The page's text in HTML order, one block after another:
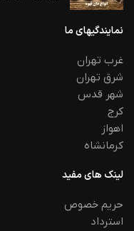
نمایندگیهای ما
غرب تهران
شرق تهران
شهر قدس
کرج
اهواز
کرمانشاه
لینک های مفید
حریم خصوص
استرداد